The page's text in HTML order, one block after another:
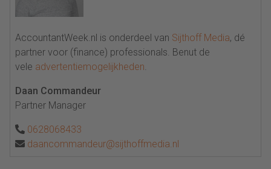
AccountantWeek.nl is onderdeel van Sijthoff Media, dé
partner voor (finance) professionals. Benut de
vele advertentiemogelijkheden.
Daan Commandeur
Partner Manager
0628068433
daancommandeur@sijthoffmedia.nl